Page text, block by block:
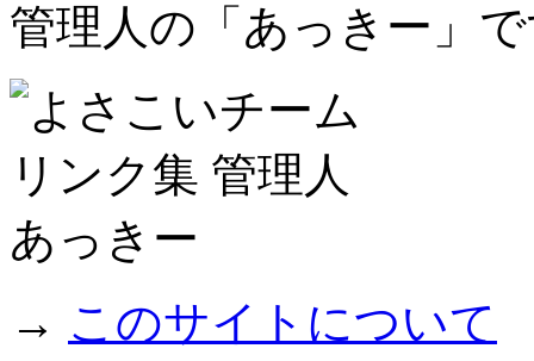
管理人の「あっきー」
→ このサイトについて